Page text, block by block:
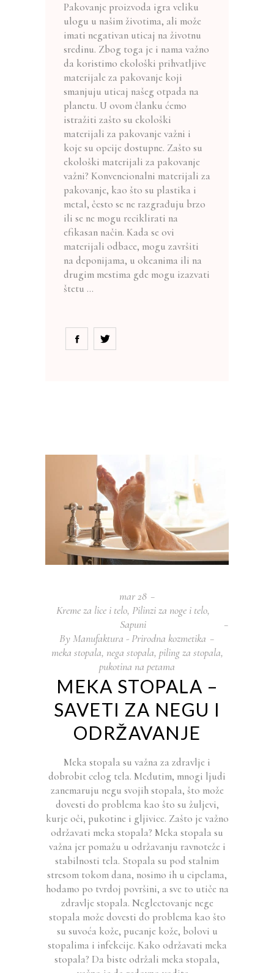
Pakovanje proizvoda igra veliku
ulogu u našim životima, ali može
imati negativan uticaj na životnu
sredinu. Zbog toga je i nama važno
da koristimo ekološki prihvatljive
materijale za pakovanje koji
smanjuju uticaj našeg otpada na
planetu. U ovom članku ćemo
istražiti zašto su ekološki
materijali za pakovanje važni i
koje su opcije dostupne. Zašto su
ekološki materijali za pakovanje
važni? Konvencionalni materijali za
pakovanje, kao što su plastika i
metal, često se ne razgrađuju brzo
ili se ne mogu reciklirati na
efikasan način. Kada se ovi
materijali odbace, mogu završiti
na deponijama, u okeanima ili na
drugim mestima gde mogu izazvati
štetu
mar 28
Kreme za lice i telo, Pilinzi za noge i telo,
Sapuni
By Manufaktura - Prirodna kozmetika
meka stopala, nega stopala, piling za stopala,
pukotina na petama
MEKA STOPALA –
SAVETI ZA NEGU I
ODRŽAVANJE
Meka stopala su važna za zdravlje i
dobrobit celog tela. Međutim, mnogi ljudi
zanemaruju negu svojih stopala, što može
dovesti do problema kao što su žuljevi,
kurje oči, pukotine i gljivice. Zašto je važno
održavati meka stopala? Meka stopala su
važna jer pomažu u održavanju ravnoteže i
stabilnosti tela. Stopala su pod stalnim
stresom tokom dana, nosimo ih u cipelama,
hodamo po tvrdoj površini, a sve to utiče na
zdravlje stopala. Neglectovanje nege
stopala može dovesti do problema kao što
su suvoća kože, pucanje kože, bolovi u
stopalima i infekcije. Kako održavati meka
stopala? Da biste održali meka stopala,